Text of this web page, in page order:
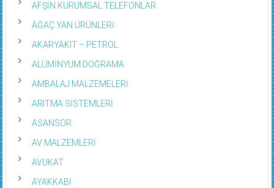
AFŞİN KURUMSAL TELEFONLAR
AĞAÇ YAN ÜRÜNLERİ
AKARYAKIT – PETROL
ALÜMİNYUM DOĞRAMA
AMBALAJ MALZEMELERİ
ARITMA SİSTEMLERİ
ASANSÖR
AV MALZEMLERİ
AVUKAT
AYAKKABI